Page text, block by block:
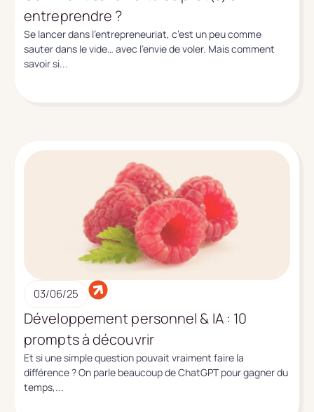
entreprendre ?
Se lancer dans l’entrepreneuriat, c’est un peu comme
sauter dans le vide… avec l’envie de voler. Mais comment
savoir si...
03/06/25
Développement personnel & IA : 10
prompts à découvrir
Et si une simple question pouvait vraiment faire la
différence ? On parle beaucoup de ChatGPT pour gagner du
temps,...